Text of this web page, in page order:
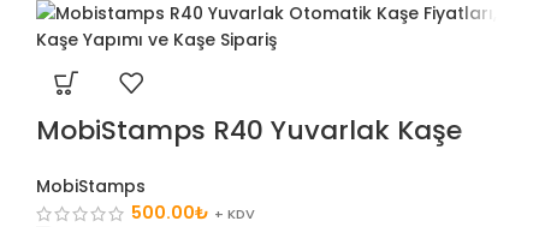
MobiStamps R40 Yuvarlak Kaşe
MobiStamps
500.00₺ + KDV